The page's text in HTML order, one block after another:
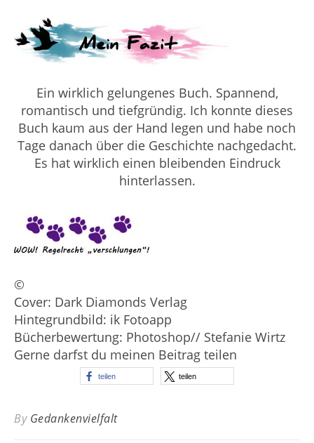
Ein wirklich gelungenes Buch. Spannend,
romantisch und tiefgründig. Ich konnte dieses
Buch kaum aus der Hand legen und habe noch
Tage danach über die Geschichte nachgedacht.
Es hat wirklich einen bleibenden Eindruck
hinterlassen.
©
Cover: Dark Diamonds Verlag
Hintegrundbild: ik Fotoapp
Bücherbewertung: Photoshop// Stefanie Wirtz
Gerne darfst du meinen Beitrag teilen
teilen teilen
By Gedankenvielfalt